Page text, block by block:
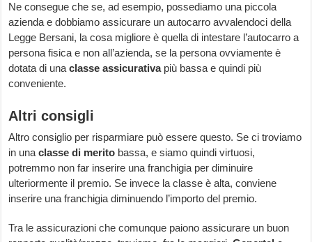
Ne consegue che se, ad esempio, possediamo una piccola
azienda e dobbiamo assicurare un autocarro avvalendoci della
Legge Bersani, la cosa migliore è quella di intestare l’autocarro a
persona fisica e non all’azienda, se la persona ovviamente è
dotata di unaclasse assicurativapiù bassa e quindi più
conveniente.
Altri consigli
Altro consiglio per risparmiare può essere questo. Se ci troviamo
in unaclasse di merito bassa, e siamo quindi virtuosi,
potremmo non far inserire una franchigia per diminuire
ulteriormente il premio. Se invece la classe è alta, conviene
inserire una franchigia diminuendo l’importo del premio.
Tra le assicurazioni che comunque paiono assicurare un buon